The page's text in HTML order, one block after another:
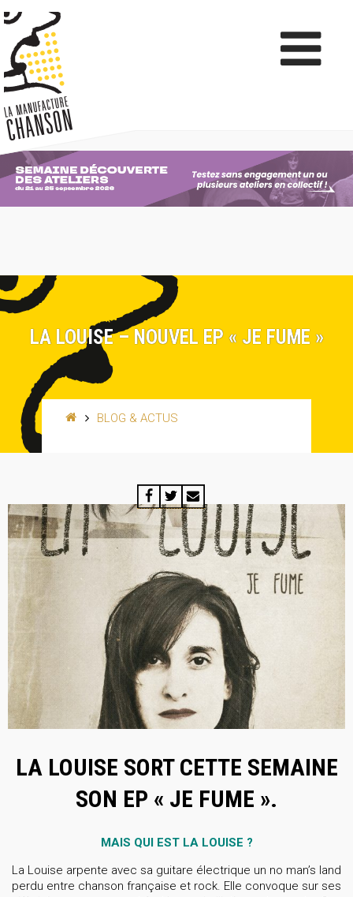
LA LOUISE – NOUVEL EP « JE FUME »
BLOG & ACTUS
LA LOUISE SORT CETTE SEMAINE
SON EP « JE FUME ».
MAIS QUI EST LA LOUISE ?
La Louise arpente avec sa guitare électrique un no man’s land
perdu entre chanson française et rock. Elle convoque sur ses